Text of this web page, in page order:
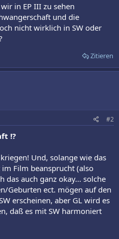
in EP III zu sehen
und die
nicht wirklich in SW oder
Zitieren
#2
!?
Und, solange wie das
im Film beansprucht (also
das auch ganz okay... solche
Geburten ect. mögen auf den
erscheinen, aber GL wird es
daß es mit SW harmoniert